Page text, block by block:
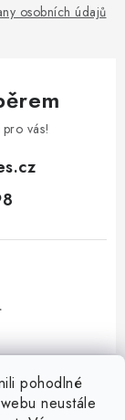
pohodlné
neustále
osobních údajů
vás!